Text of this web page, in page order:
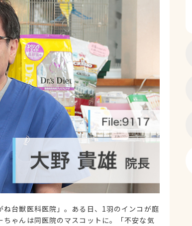
台獣医科医院」。ある日、1羽のインコが庭
ゃんは同医院のマスコットに。「不安な気